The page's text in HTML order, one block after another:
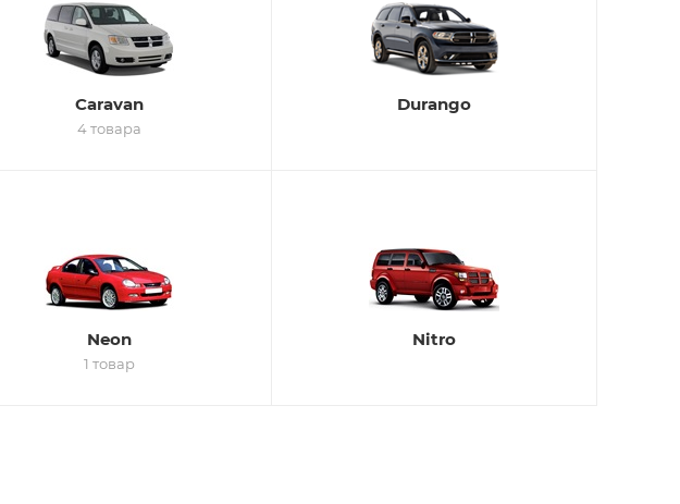
Caravan
4 товара
Durango
Neon
1 товар
Nitro